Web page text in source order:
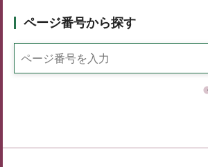
ページ番号から探す